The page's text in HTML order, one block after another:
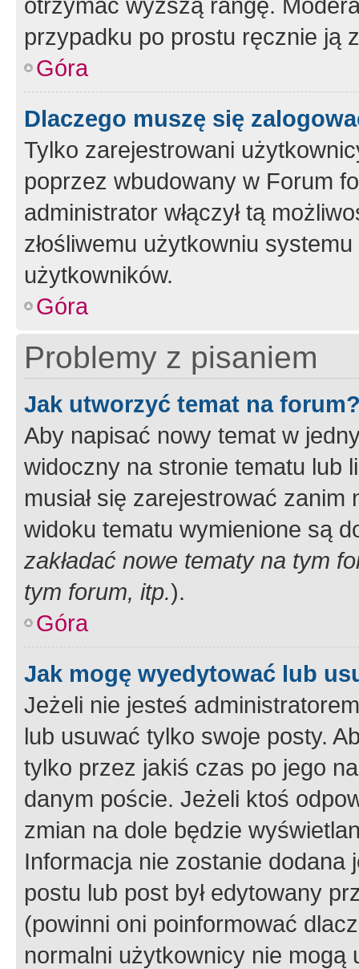
przypadku po prostu ręcznie ją
Góra
Dlaczego muszę się
Tylko zarejestrowani
poprzez wbudowany w Forum
administrator włączył tą
złośliwemu użytkowniu
użytkowników.
Góra
Problemy z pisaniem
Jak utworzyć temat na
Aby napisać nowy temat w
widoczny na stronie tematu lub
musiał się zarejestrować
widoku tematu wymienione są
zakładać nowe tematy na tym
tym forum, itp.).
Góra
Jak mogę wyedytować lub
Jeżeli nie jesteś
lub usuwać tylko swoje posty.
tylko przez jakiś czas po jego
danym poście. Jeżeli ktoś
zmian na dole będzie
Informacja nie zostanie dodana
postu lub post był edytowany
(powinni oni poinformować
normalni użytkownicy nie